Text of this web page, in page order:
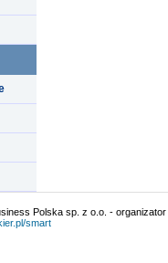
Polska sp. z o.o. - organizator
smart